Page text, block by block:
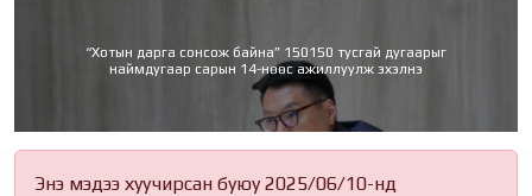
“Хотын дарга сонсож байна” 150150 тусгай дугаарыг
наймдугаар сарын 14-нөөс ажиллуулж эхэлнэ
Энэ мэдээ хуучирсан буюу 2025/06/10-нд